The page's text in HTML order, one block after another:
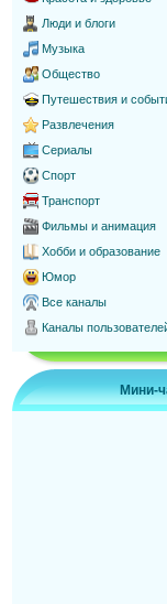
Люди и блоги
Музыка
Общество
Путешествия и
Развлечения
Сериалы
Спорт
Транспорт
Фильмы и анимация
Хобби и образование
Юмор
Все каналы
Каналы
Мини-